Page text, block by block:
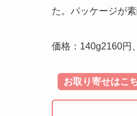
た。パッケージが
価格：140g2160円
お取り寄せはこ